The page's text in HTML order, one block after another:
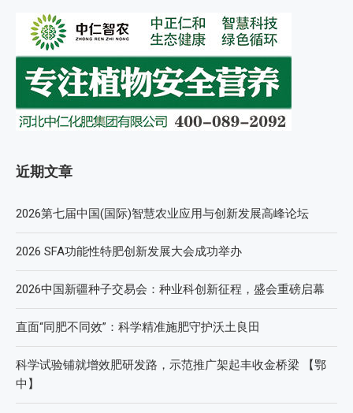
近期文章
2026第七届中国(国际)智慧农业应用与创新发展高峰论坛
2026 SFA功能性特肥创新发展大会成功举办
2026中国新疆种子交易会：种业科创新征程，盛会重磅启幕
直面“同肥不同效”：科学精准施肥守护沃土良田
科学试验铺就增效肥研发路，示范推广架起丰收金桥梁 【鄂
中】